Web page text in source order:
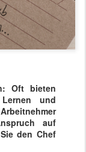
Oft bieten
und
auf
den Chef